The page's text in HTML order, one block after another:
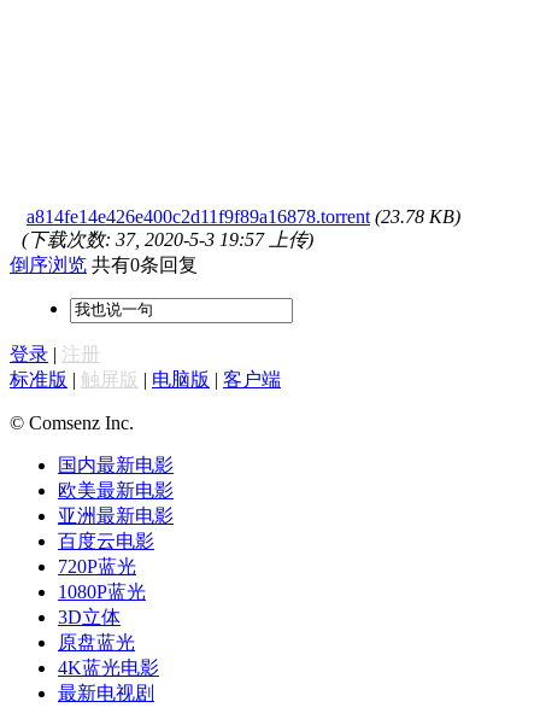
a814fe14e426e400c2d11f9f89a16878.torrent (23.78 KB)
(下载次数: 37, 2020-5-3 19:57 上传)
倒序浏览 共有0条回复
登录 | 注册
标准版 | 触屏版 | 电脑版 | 客户端
© Comsenz Inc.
国内最新电影
欧美最新电影
亚洲最新电影
百度云电影
720P蓝光
1080P蓝光
3D立体
原盘蓝光
4K蓝光电影
最新电视剧